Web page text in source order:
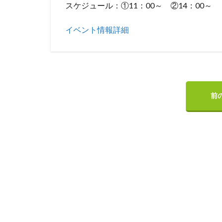
スケジュール：①11：00～ ②14：00～
イベント情報詳細
前